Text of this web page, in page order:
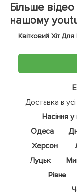
Більше
нашому
Квітковий Хіт
Доставка в усі
Насіння у
Одеса
Херсон
Луцьк
Рівне